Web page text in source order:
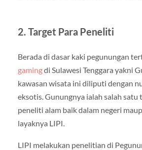
2. Target Para Peneliti
Berada di dasar kaki pegunungan
gamingdi Sulawesi Tenggara yakni
kawasan wisata ini diliputi dengan
eksotis. Gunungnya ialah salah satu
peneliti alam baik dalam negeri
layaknya LIPI.
LIPI melakukan penelitian di